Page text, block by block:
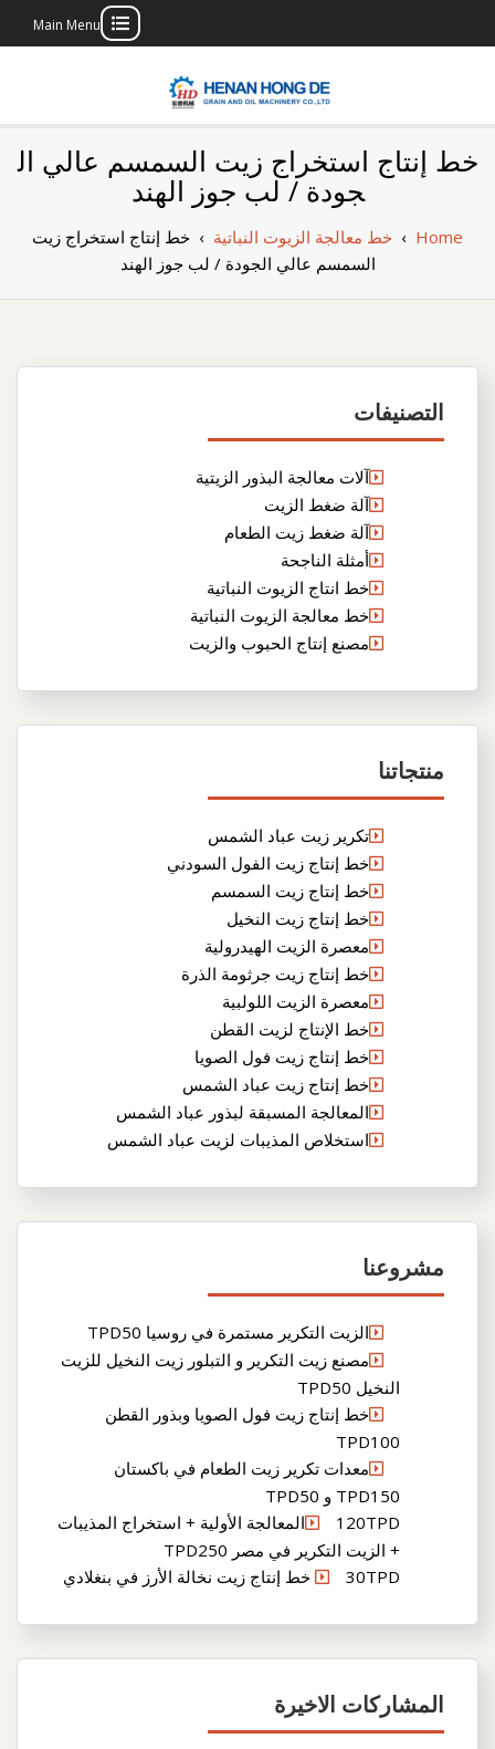
Main Menu
بناء مصنع إنتاج
الزيوت النباتية
الخاص بك
خط إنتاج استخراج زيت السمسم عالي ال
جودة / لب جوز الهند
Home
› خط معالجة الزيوت النباتية › خط إنتاج استخراج زيت
السمسم عالي الجودة / لب جوز الهند
التصنيفات
آلات معالجة البذور الزيتية
آلة ضغط الزيت
آلة ضغط زيت الطعام
أمثلة الناجحة
خط انتاج الزيوت النباتية
خط معالجة الزيوت النباتية
مصنع إنتاج الحبوب والزيت
منتجاتنا
تكرير زيت عباد الشمس
خط إنتاج زيت الفول السودني
خط إنتاج زيت السمسم
خط إنتاج زيت النخيل
معصرة الزيت الهيدرولية
خط إنتاج زيت جرثومة الذرة
معصرة الزيت اللولبية
خط الإنتاج لزيت القطن
خط إنتاج زيت فول الصويا
خط إنتاج زيت عباد الشمس
المعالجة المسبقة لبذور عباد الشمس
استخلاص المذيبات لزيت عباد الشمس
مشروعنا
الزيت التكرير مستمرة في روسيا TPD50
مصنع زيت التكرير و التبلور زيت النخيل للزيت
النخيل TPD50
خط إنتاج زيت فول الصويا وبذور القطن
TPD100
معدات تكرير زيت الطعام في باكستان
TPD150 و TPD50
120TPDالمعالجة الأولية + استخراج المذيبات
+ الزيت التكرير في مصر TPD250
30TPD خط إنتاج زيت نخالة الأرز في بنغلادي
المشاركات الاخيرة